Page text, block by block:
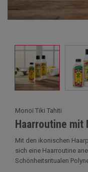
Monoï Tiki Tahiti
Haarroutine mit
Mit den ikonischen
sich eine Haarroutine
Schönheitsritualen